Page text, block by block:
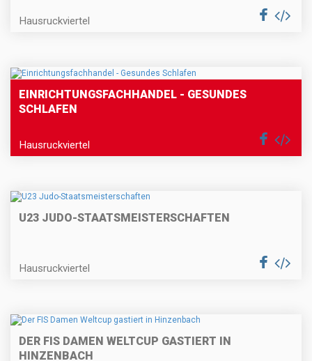
Hausruckviertel
EINRICHTUNGSFACHHANDEL - GESUNDES
SCHLAFEN
Hausruckviertel
U23 JUDO-STAATSMEISTERSCHAFTEN
Hausruckviertel
DER FIS DAMEN WELTCUP GASTIERT IN
HINZENBACH